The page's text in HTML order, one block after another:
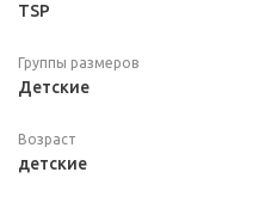
TSP
Группы размеров
Детские
Возраст
детские